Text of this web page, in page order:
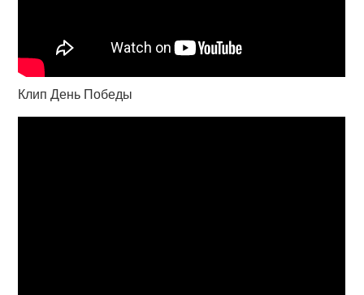
Клип День Победы